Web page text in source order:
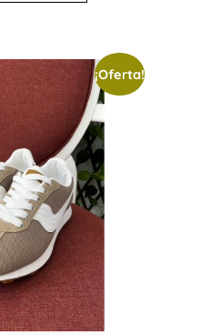
¡Oferta!